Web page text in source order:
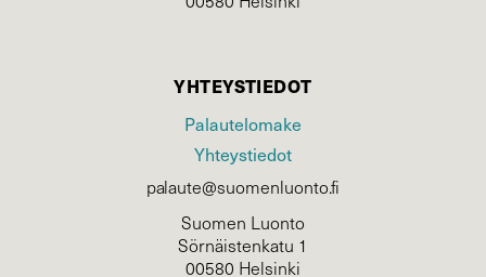
YHTEYSTIEDOT
Palautelomake
Yhteystiedot
palaute@suomenluonto.fi
Suomen Luonto
Sörnäistenkatu 1
00580 Helsinki